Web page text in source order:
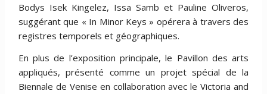
Bodys Isek Kingelez, Issa Samb et Pauline Oliveros,
suggérant que « In Minor Keys » opérera à travers des
registres temporels et géographiques.
En plus de l’exposition principale, le Pavillon des arts
appliqués, présenté comme un projet spécial de la
Biennale de Venise en collaboration avec le Victoria and